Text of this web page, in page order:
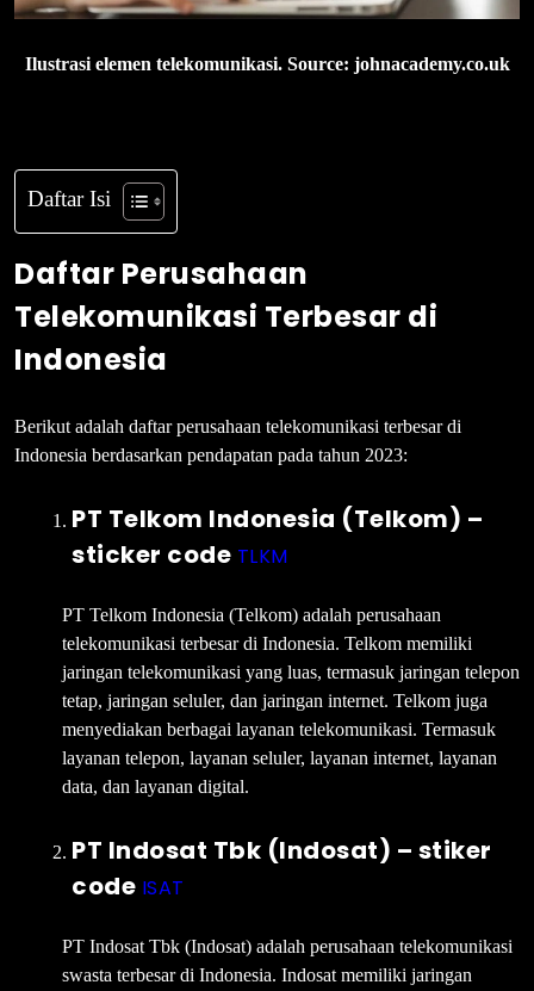
Ilustrasi elemen telekomunikasi. Source: johnacademy.co.uk
Daftar Isi
Daftar Perusahaan
Telekomunikasi Terbesar di
Indonesia
Berikut adalah daftar perusahaan telekomunikasi terbesar di
Indonesia berdasarkan pendapatan pada tahun 2023:
PT Telkom Indonesia (Telkom) –
sticker code TLKM
PT Telkom Indonesia (Telkom) adalah perusahaan
telekomunikasi terbesar di Indonesia. Telkom memiliki
jaringan telekomunikasi yang luas, termasuk jaringan telepon
tetap, jaringan seluler, dan jaringan internet. Telkom juga
menyediakan berbagai layanan telekomunikasi. Termasuk
layanan telepon, layanan seluler, layanan internet, layanan
data, dan layanan digital.
PT Indosat Tbk (Indosat) – stiker
code ISAT
PT Indosat Tbk (Indosat) adalah perusahaan telekomunikasi
swasta terbesar di Indonesia. Indosat memiliki jaringan